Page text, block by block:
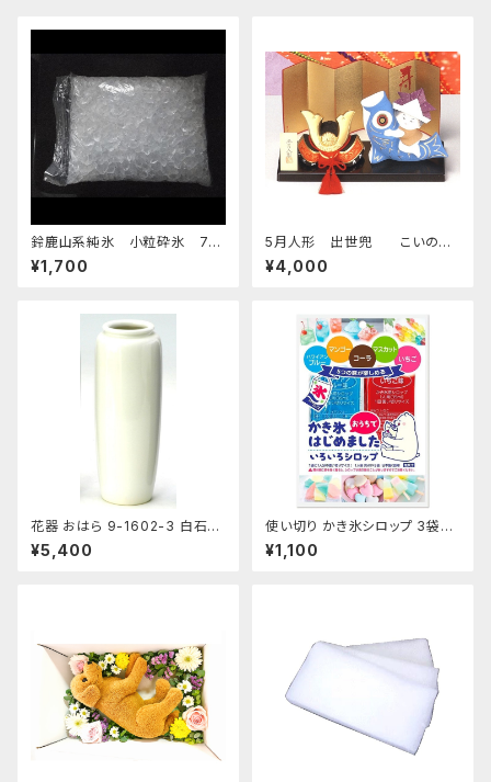
鈴鹿山系純氷 小粒砕氷 7k
g
¥1,700
5月人形 出世兜 こいのぼ
り付 四日市萬古焼
¥4,000
花器 おはら 9-1602-3 白石投
入 白 花瓶 フラワーベース
¥5,400
使い切り かき氷シロップ 3袋セ
ット いちご ハワイアンブルー マ
ンゴー マスカット コーラ 35mL
¥1,100